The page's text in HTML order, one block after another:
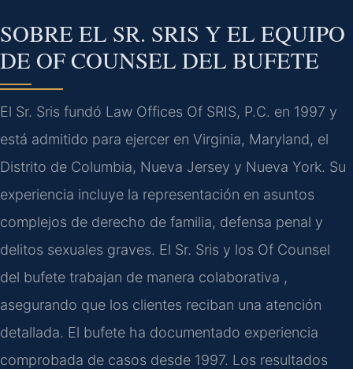
SOBRE EL SR. SRIS Y EL EQUIPO
DE OF COUNSEL DEL BUFETE
El Sr. Sris fundó Law Offices Of SRIS, P.C. en 1997 y
está admitido para ejercer en Virginia, Maryland, el
Distrito de Columbia, Nueva Jersey y Nueva York. Su
experiencia incluye la representación en asuntos
complejos de derecho de familia, defensa penal y
delitos sexuales graves. El Sr. Sris y los Of Counsel
del bufete trabajan de manera colaborativa ,
asegurando que los clientes reciban una atención
detallada. El bufete ha documentado experiencia
comprobada de casos desde 1997. Los resultados